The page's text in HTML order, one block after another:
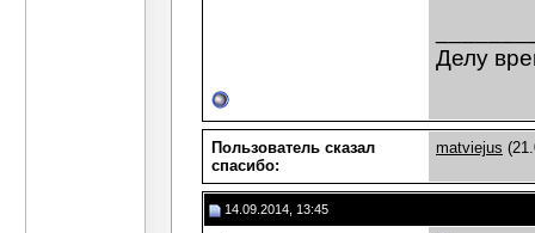
Делу
Пользователь сказал
cпасибо:
matviejus
14.09.2014, 13:45